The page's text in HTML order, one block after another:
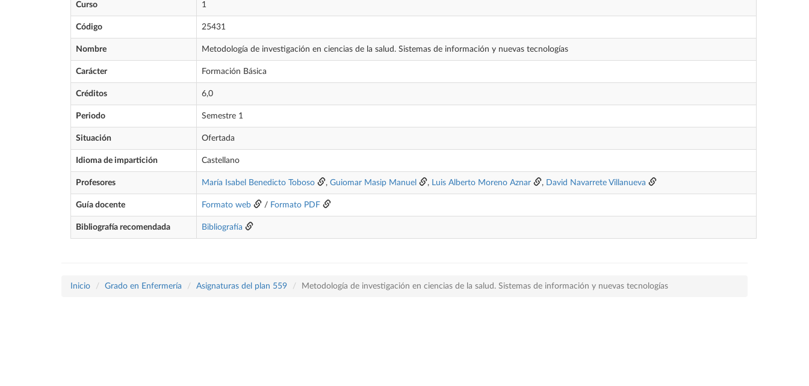
Curso 1
Código 25431
Nombre Metodología de investigación en ciencias de la salud. Sistemas de información y nuevas tecnologías
Carácter Formación Básica
Créditos 6,0
Periodo Semestre 1
Situación Ofertada
Idioma de impartición Castellano
Profesores María Isabel Benedicto Toboso , Guiomar Masip Manuel , Luis Alberto Moreno Aznar , David Navarrete Villanueva
Guía docente Formato web / Formato PDF
Bibliografía recomendada Bibliografía
Inicio Grado en Enfermería Asignaturas del plan 559 Metodología de investigación en ciencias de la salud. Sistemas de información y nuevas tecnologías